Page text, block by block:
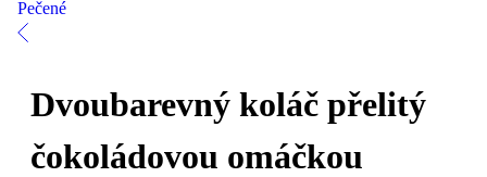
Pečené
Dvoubarevný koláč přelitý
čokoládovou omáčkou